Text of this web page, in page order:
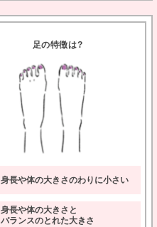
足の特徴は
身長や体の大きさのわりに小さい
身長や体の大きさと
バランスのとれた大きさ